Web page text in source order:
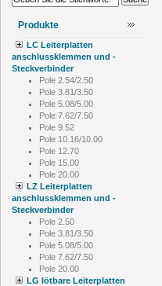
Produkte
LC Leiterplatten
anschlussklemmen und -
Steckverbinder
Pole 2.54/2.50
Pole 3.81/3.50
Pole 5.08/5.00
Pole 7.62/7.50
Pole 9.52
Pole 10.16/10.00
Pole 12.70
Pole 15.00
Pole 20.00
LZ Leiterplatten
anschlussklemmen und -
Steckverbinder
Pole 2.50
Pole 3.81/3.50
Pole 5.08/5.00
Pole 7.62/7.50
Pole 20.00
LG lötbare Leiterplatten